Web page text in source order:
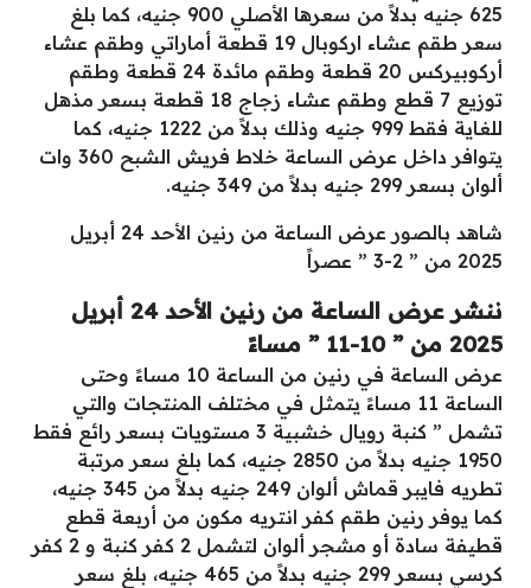
625 جنيه بدلاً من سعرها الأصلي 900 جنيه، كما بلغ
سعر طقم عشاء اركوبال 19 قطعة أماراتي وطقم عشاء
أركوبيركس 20 قطعة وطقم مائدة 24 قطعة وطقم
توزيع 7 قطع وطقم عشاء زجاج 18 قطعة بسعر مذهل
للغاية فقط 999 جنيه وذلك بدلاً من 1222 جنيه، كما
يتوافر داخل عرض الساعة خلاط فريش الشبح 360 وات
ألوان بسعر 299 جنيه بدلاً من 349 جنيه.
شاهد بالصور عرض الساعة من رنين الأحد 24 أبريل
2025 من ” 2-3 ” عصراً
ننشر عرض الساعة من رنين الأحد 24 أبريل
2025 من ” 10-11 ” مساءً
عرض الساعة في رنين من الساعة 10 مساءً وحتى
الساعة 11 مساءً يتمثل في مختلف المنتجات والتي
تشمل ” كنبة رويال خشبية 3 مستويات بسعر رائع فقط
1950 جنيه بدلاً من 2850 جنيه، كما بلغ سعر مرتبة
تطريه فايبر قماش ألوان 249 جنيه بدلاً من 345 جنيه،
كما يوفر رنين طقم كفر انتريه مكون من أربعة قطع
قطيفة سادة أو مشجر ألوان لتشمل 2 كفر كنبة و 2 كفر
كرسي بسعر 299 جنيه بدلاً من 465 جنيه، بلغ سعر